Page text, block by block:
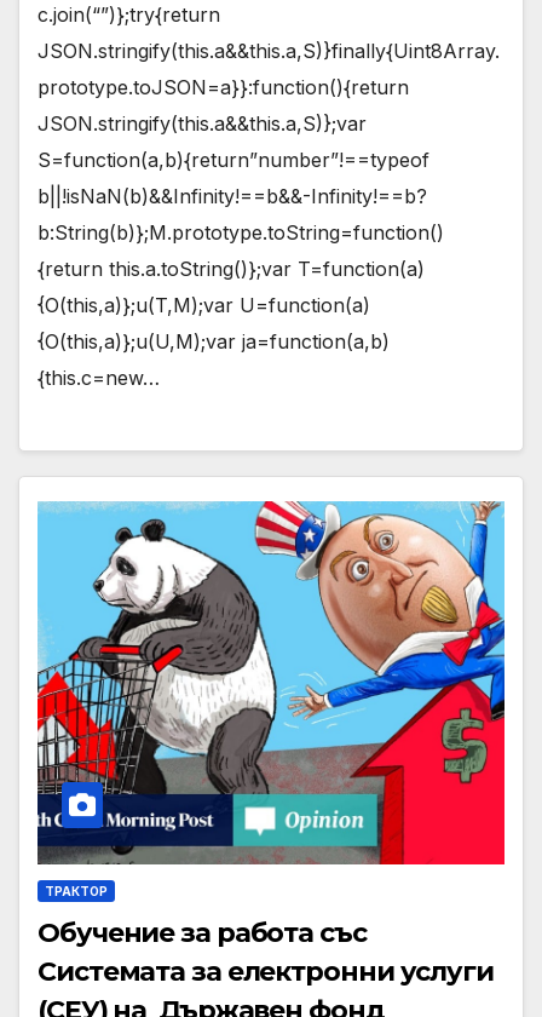
c.join(“”)};try{return
JSON.stringify(this.a&&this.a,S)}finally{Uint8Array.
prototype.toJSON=a}}:function(){return
JSON.stringify(this.a&&this.a,S)};var
S=function(a,b){return”number”!==typeof
b||!isNaN(b)&&Infinity!==b&&-Infinity!==b?
b:String(b)};M.prototype.toString=function()
{return this.a.toString()};var T=function(a)
{O(this,a)};u(T,M);var U=function(a)
{O(this,a)};u(U,M);var ja=function(a,b)
{this.c=new…
ТРАКТОР
Обучение за работа със
Системата за електронни услуги
(СЕУ) на Държавен фонд